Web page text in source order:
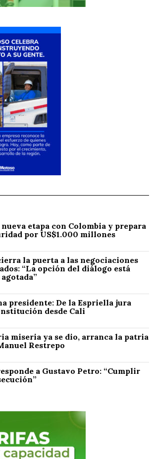
nueva etapa con Colombia y prepara
por US$1.000 millones
la puerta a las negociaciones
“La opción del diálogo está
presidente: De la Espriella jura
desde Cali
miseria ya se dio, arranca la patria
Restrepo
a Gustavo Petro: “Cumplir